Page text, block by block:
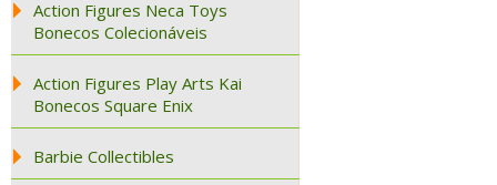
Action Figures Neca Toys
Bonecos Colecionáveis
Action Figures Play Arts Kai
Bonecos Square Enix
Barbie Collectibles